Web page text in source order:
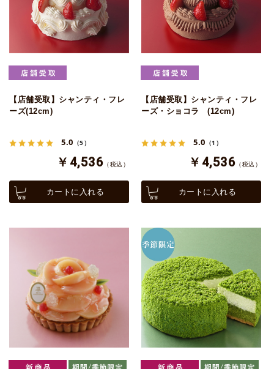
【店舗受取】シャンティ・フレ
ーズ(12cm)
5.0 （5）
￥4,536 （税込）
カートに入れる
【店舗受取】シャンティ・フレ
ーズ・ショコラ (12cm)
5.0 （1）
￥4,536 （税込）
カートに入れる